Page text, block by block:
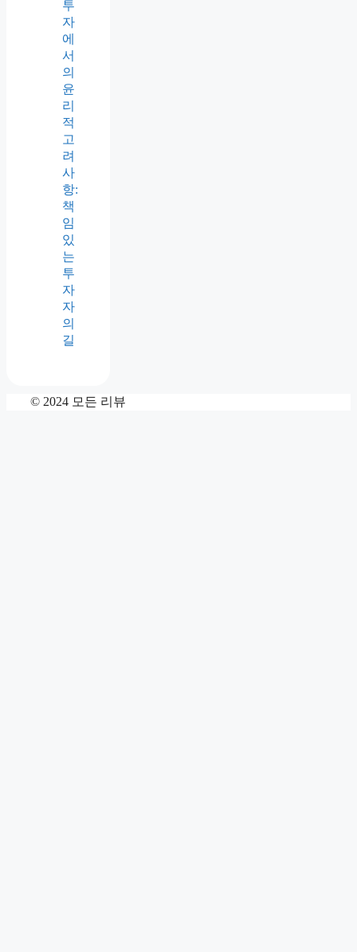
투
자
에
서
의
윤
리
적
고
려
사
항:
책
임
있
는
투
자
자
의
길
© 2024 모든 리뷰